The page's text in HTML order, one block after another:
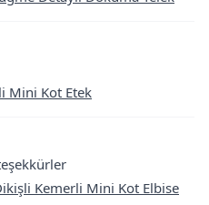
Mini Kot Etek
Kemerli Mini Kot Elbise